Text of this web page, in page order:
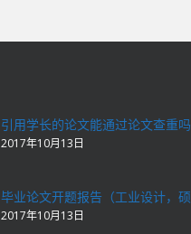
引用学长的论文能通过论文查重吗
2017年10月13日
毕业论文开题报告（工业设计，硕
2017年10月13日